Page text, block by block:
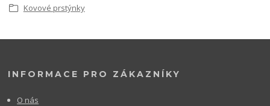
Kovové prstýnky
INFORMACE PRO ZÁKAZNÍKY
O nás